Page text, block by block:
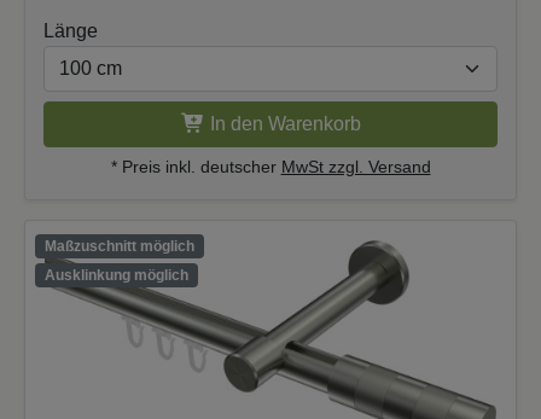
Länge
In den Warenkorb
* Preis inkl. deutscher MwSt zzgl. Versand
Maßzuschnitt möglich
Ausklinkung möglich